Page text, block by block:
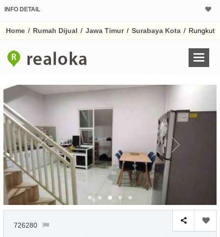
INFO DETAIL
Home / Rumah Dijual / Jawa Timur / Surabaya Kota / Rungkut
726280
Harga Rp
Untuk hasil simulasi
pada kotak-